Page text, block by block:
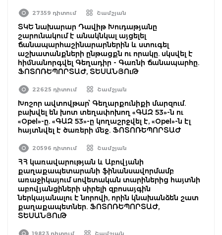
27359 դիտում Շամշյան
ՏԿԵ նախարար Դավիթ Խուդաթյանը
շարունակում է անակնկալ այցելել
ճանապարհաշինարարներին և ստուգել
աշխատանքների ընթացքն ու որակը. սկսվել է
հիմնանորգվել Գեղադիր - Գառնի ճանապարհը.
ՖՈՏՈՌԵՊՈՐՏԱԺ, ՏԵՍԱՆՅՈւԹ
22625 դիտում Շամշյան
Խոշոր ավտովթար՝ Գեղարքունիքի մարզում.
բախվել են խոտ տեղափոխող «ԳԱԶ 53»-ն ու
«Opel»-ը. «ԳԱԶ 53»-ը կողաշրջվել է, «Opel»-ն էլ
հայտնվել է ծառերի մեջ. ՖՈՏՈՌԵՊՈՐՏԱԺ
20596 դիտում Շամշյան
ՀՀ կառավարության և Աբովյանի
քաղաքապետարանի ֆինանսավորմամբ
առաջիկայում սովետական տարիներից հայտնի
աբովյանցիների սիրելի զբոսայգին
ներկայանալու է նորովի, որին կնախանձեն շատ
քաղաքապետներ. ՖՈՏՈՌԵՊՈՐՏԱԺ,
ՏԵՍԱՆՅՈւԹ
19823 դիտում Շամշյան